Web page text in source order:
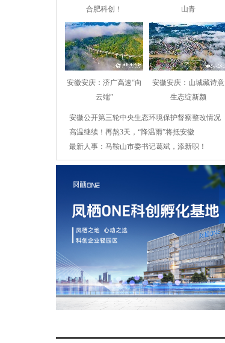
合肥科创！
山青
安徽安庆：济广高速“向
云端”
安徽安庆：山城藏诗意
生态绽新颜
安徽公开第三轮中央生态环境保护督察整改情况
高温继续！再熬3天，“降温雨”将抵安徽
最新人事：马鞍山市委书记葛斌，添新职！